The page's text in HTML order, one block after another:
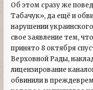
Об этом сразу же
Табачук», да ещё и
нарушении
свое заявление тем,
принято 8 октября
Верховной Рады,
лицензирование
обвинили в